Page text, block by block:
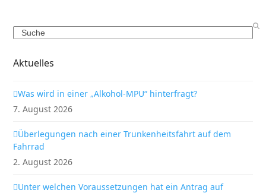
Search
Aktuelles
Was wird in einer „Alkohol-MPU“ hinterfragt?
7. August 2026
Überlegungen nach einer Trunkenheitsfahrt auf dem
Fahrrad
2. August 2026
Unter welchen Voraussetzungen hat ein Antrag auf